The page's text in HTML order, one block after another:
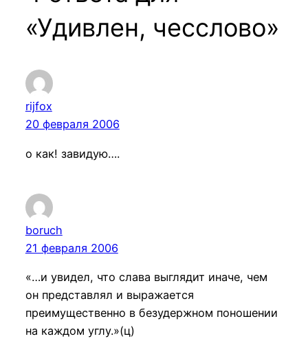
«Удивлен, чесслово»
rijfox
20 февраля 2006
о как! завидую….
boruch
21 февраля 2006
«…и увидел, что слава выглядит иначе, чем
он представлял и выражается
преимущественно в безудержном поношении
на каждом углу.»(ц)